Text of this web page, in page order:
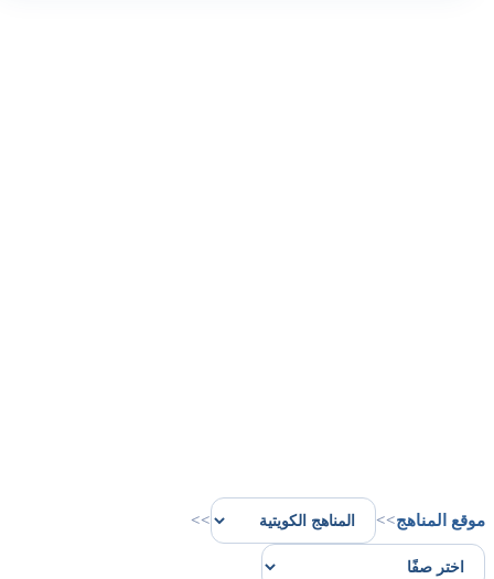
موقع المناهج>>
>>